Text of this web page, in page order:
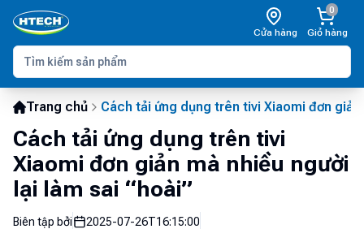
Cửa hàng
0
Giỏ hàng
Trang chủ Cách tải ứng dụng trên tivi Xiaomi đơn
Cách tải ứng dụng trên tivi
Xiaomi đơn giản mà nhiều người
lại làm sai “hoài”
Biên tập bởi 2025-07-26T16:15:00